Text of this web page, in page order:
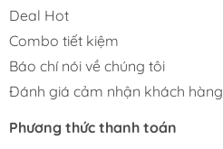
Deal Hot
Combo tiết kiệm
Báo chí nói về chúng tôi
Đánh giá cảm nhận khách hàng
Phương thức thanh toán